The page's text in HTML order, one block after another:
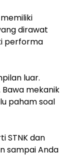
dirawat
performa
luar.
Bawa mekanik
paham soal
STNK dan
sampai Anda